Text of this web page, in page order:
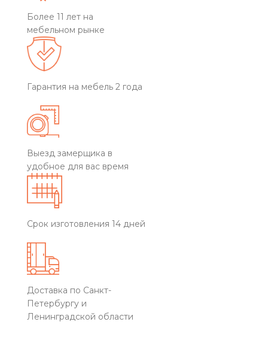
Более 11 лет на
мебельном рынке
Гарантия на мебель 2 года
Выезд замерщика в
удобное для вас время
Срок изготовления 14 дней
Доставка по Санкт-
Петербургу и
Ленинградской области